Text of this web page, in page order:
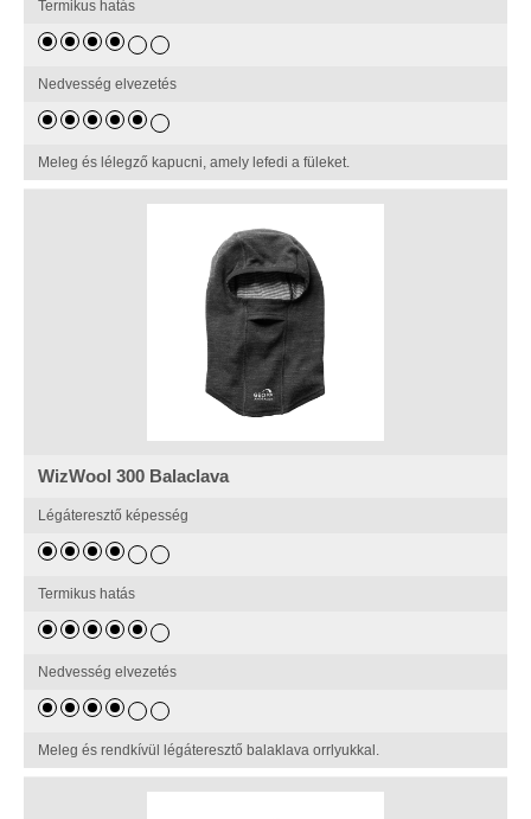
Termikus hatás
Nedvesség elvezetés
Meleg és lélegző kapucni, amely lefedi a füleket.
WizWool 300 Balaclava
Légáteresztő képesség
Termikus hatás
Nedvesség elvezetés
Meleg és rendkívül légáteresztő balaklava orrlyukkal.